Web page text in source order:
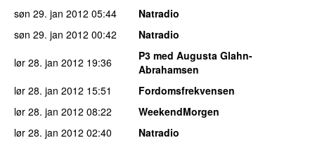
søn 29. jan 2012 05:44
Natradio
søn 29. jan 2012 00:42
Natradio
lør 28. jan 2012 19:36
P3 med Augusta Glahn-
Abrahamsen
lør 28. jan 2012 15:51
Fordomsfrekvensen
lør 28. jan 2012 08:22
WeekendMorgen
lør 28. jan 2012 02:40
Natradio